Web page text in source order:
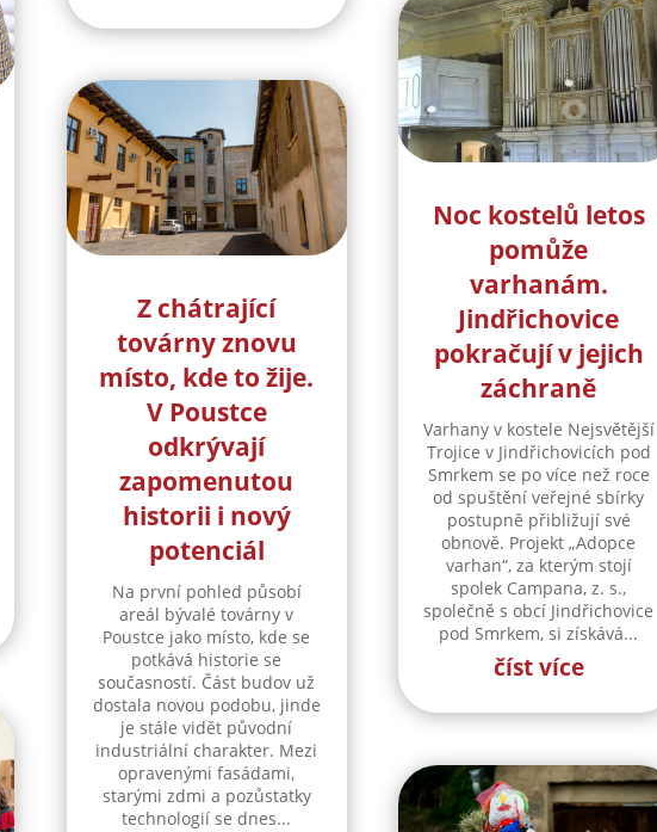
Z chátrající
továrny znovu
místo, kde to žije.
V Poustce
odkrývají
zapomenutou
historii i nový
potenciál
Na první pohled působí
areál bývalé továrny v
Poustce jako místo, kde se
potkává historie se
současností. Část budov už
dostala novou podobu, jinde
je stále vidět původní
industriální charakter. Mezi
opravenými fasádami,
starými zdmi a pozůstatky
technologií se dnes...
Noc kostelů letos
pomůže
varhanám.
Jindřichovice
pokračují v jejich
záchraně
Varhany v kostele Nejsvětější
Trojice v Jindřichovicích pod
Smrkem se po více než roce
od spuštění veřejné sbírky
postupně přibližují své
obnově. Projekt „Adopce
varhan“, za kterým stojí
spolek Campana, z. s.,
společně s obcí Jindřichovice
pod Smrkem, si získává...
číst více